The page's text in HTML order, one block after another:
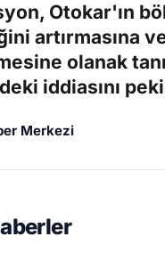
Otokar'ın
artırmasına
olanak
iddiasını
Merkezi